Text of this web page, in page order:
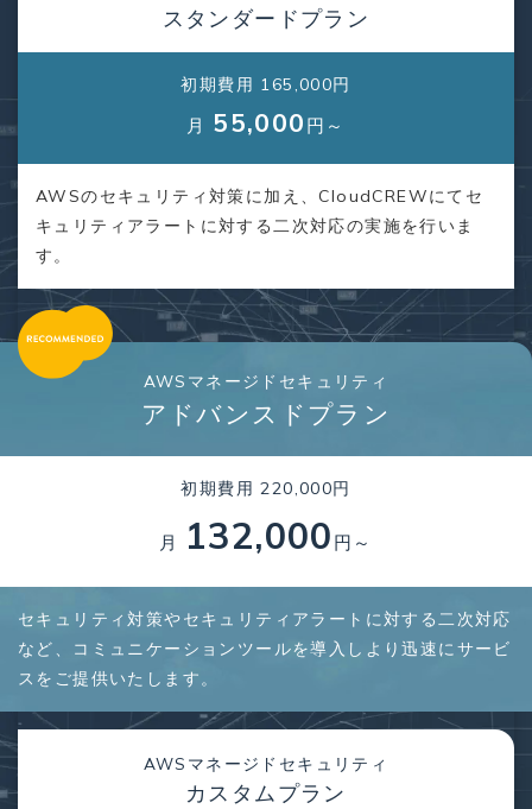
スタンダードプラン
初期費用 165,000円
月 55,000 円～
AWSのセキュリティ対策に加え、CloudCREWにてセ
キュリティアラートに対する二次対応の実施を行いま
す。
AWSマネージドセキュリティ
アドバンスドプラン
初期費用 220,000円
月 132,000 円～
セキュリティ対策やセキュリティアラートに対する二次対応
など、コミュニケーションツールを導入しより迅速にサービ
スをご提供いたします。
AWSマネージドセキュリティ
カスタムプラン